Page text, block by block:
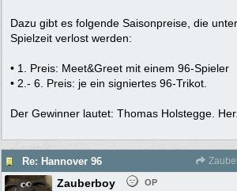
Dazu gibt es folgende Saisonpreise, die
Spielzeit verlost werden:
• 1. Preis: Meet&Greet mit einem 96-Spieler
• 2.- 6. Preis: je ein signiertes 96-Trikot.
Der Gewinner lautet: Thomas Holstegge.
Re: Hannover 96
Zauberboy OP